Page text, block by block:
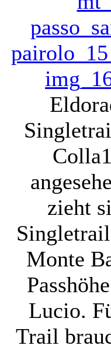
Colla
zieht
Monte
Lucio.
Trail